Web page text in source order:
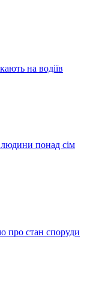
на водіїв
людини понад сім
про стан споруди